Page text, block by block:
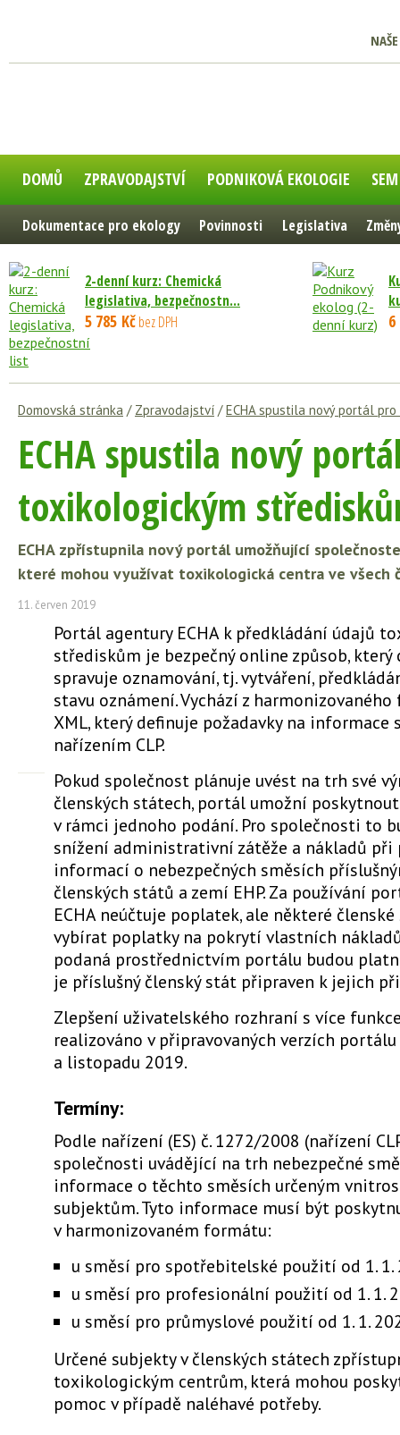
DOMŮ ZPRAVODAJSTVÍ PODNIKOVÁ EKOLOGIE
Dokumentace pro ekology Povinnosti Legislativa
2-denní kurz: Chemická
legislativa, bezpečnostn...
5 785 Kčbez DPH 6
Domovská stránka / Zpravodajství /ECHA spustila nový portál
ECHA spustila nový
toxikologickým
ECHA zpřístupnila nový portál umožňující
které mohou využívat toxikologická centra ve všech
11. červen 2019
Portál agentury ECHA k předkládání údajů
střediskům je bezpečný online způsob, který
spravuje oznamování, tj. vytváření,
stavu oznámení. Vychází z
XML, který definuje požadavky na informace
nařízením CLP.
Pokud společnost plánuje uvést na trh své
členských státech, portál umožní
v rámci jednoho podání. Pro společnosti to
snížení administrativní zátěže a nákladů při
informací o nebezpečných směsích
členských států a zemí EHP. Za používání
ECHA neúčtuje poplatek, ale některé
vybírat poplatky na pokrytí vlastních
podaná prostřednictvím portálu budou
je příslušný členský stát připraven k jejich
Zlepšení uživatelského rozhraní s více
realizováno v připravovaných verzích portálu
a listopadu 2019.
Termíny:
Podle nařízení (ES) č. 1272/2008 (nařízení
společnosti uvádějící na trh nebezpečné
informace o těchto směsích určeným
subjektům. Tyto informace musí být
v harmonizovaném formátu:
u směsí pro spotřebitelské použití od 1. 1.
u směsí pro profesionální použití od 1. 1.
u směsí pro průmyslové použití od 1. 1.
Určené subjekty v členských státech
toxikologickým centrům, která mohou
pomoc v případě naléhavé potřeby.